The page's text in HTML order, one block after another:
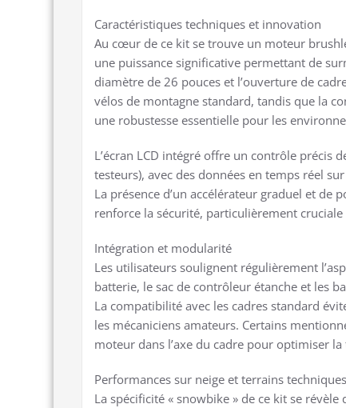
Caractéristiques techniques et innovation
Au cœur de ce kit se trouve un moteur
une puissance significative permettant de
diamètre de 26 pouces et l’ouverture de
vélos de montagne standard, tandis que la
une robustesse essentielle pour les
L’écran LCD intégré offre un contrôle précis
testeurs), avec des données en temps réel
La présence d’un accélérateur graduel et de
renforce la sécurité, particulièrement cruciale
Intégration et modularité
Les utilisateurs soulignent régulièrement
batterie, le sac de contrôleur étanche et les
La compatibilité avec les cadres standard
les mécaniciens amateurs. Certains
moteur dans l’axe du cadre pour optimiser
Performances sur neige et terrains techniques
La spécificité « snowbike » de ce kit se